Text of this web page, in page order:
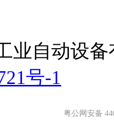
业自动设
号-1
粤公网安备